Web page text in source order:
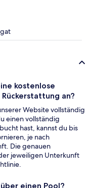
kostenlose
an?
Website vollständig
einen vollständig
hast, kannst du bis
je nach
Die genauen
jeweiligen Unterkunft
einen Pool?